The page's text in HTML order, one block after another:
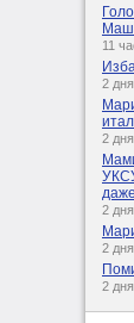
11
2
2
2
2
2